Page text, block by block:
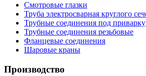
Смотровые глазки
Труба электросварная круглого
Трубные соединения под приварку
Трубные соединения резьбовые
Фланцевые соединения
Шаровые краны
Производство